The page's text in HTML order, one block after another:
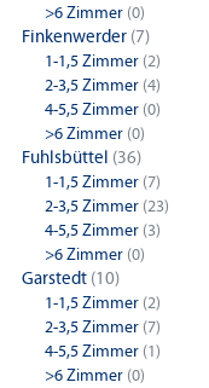
>6 Zimmer (0)
Finkenwerder (7)
1-1,5 Zimmer (2)
2-3,5 Zimmer (4)
4-5,5 Zimmer (0)
>6 Zimmer (0)
Fuhlsbüttel (36)
1-1,5 Zimmer (7)
2-3,5 Zimmer (23)
4-5,5 Zimmer (3)
>6 Zimmer (0)
Garstedt (10)
1-1,5 Zimmer (2)
2-3,5 Zimmer (7)
4-5,5 Zimmer (1)
>6 Zimmer (0)